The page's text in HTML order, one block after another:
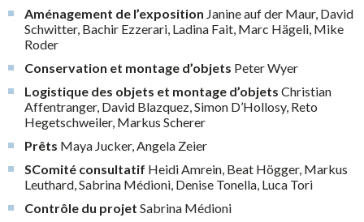
Aménagement de l’exposition Janine auf der Maur, David
Schwitter, Bachir Ezzerari, Ladina Fait, Marc Hägeli, Mike
Roder
Conservation et montage d’objets Peter Wyer
Logistique des objets et montage d’objets Christian
Affentranger, David Blazquez, Simon D’Hollosy, Reto
Hegetschweiler, Markus Scherer
Prêts Maya Jucker, Angela Zeier
SComité consultatif Heidi Amrein, Beat Högger, Markus
Leuthard, Sabrina Médioni, Denise Tonella, Luca Tori
Contrôle du projet Sabrina Médioni